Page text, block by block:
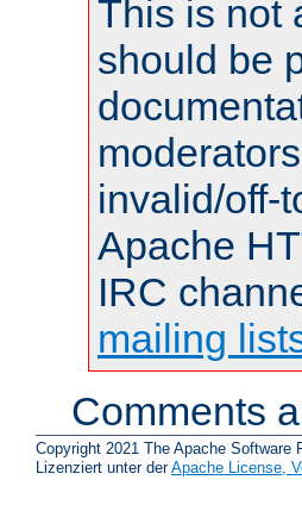
This is not
should be
invalid/off-
Apache
IRC
mailing
Comments
Copyright 2021 The Apache Software
Lizenziert unter derApache License,